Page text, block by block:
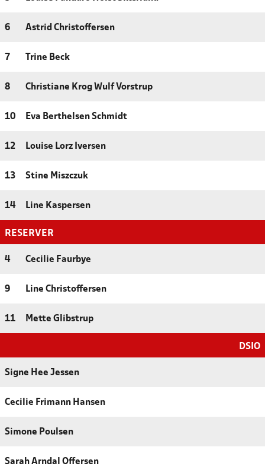
6 Astrid Christoffersen
7 Trine Beck
8 Christiane Krog Wulf Vorstrup
10 Eva Berthelsen Schmidt
12 Louise Lorz Iversen
13 Stine Miszczuk
14 Line Kaspersen
RESERVER
4 Cecilie Faurbye
9 Line Christoffersen
11 Mette Glibstrup
DSIO
Signe Hee Jessen
Cecilie Frimann Hansen
Simone Poulsen
Sarah Arndal Offersen